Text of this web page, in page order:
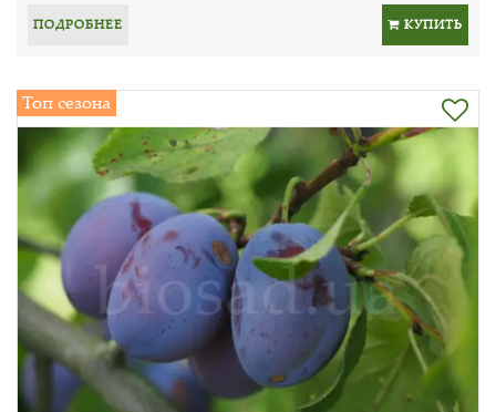
ПОДРОБНЕЕ КУПИТЬ
Топ сезона